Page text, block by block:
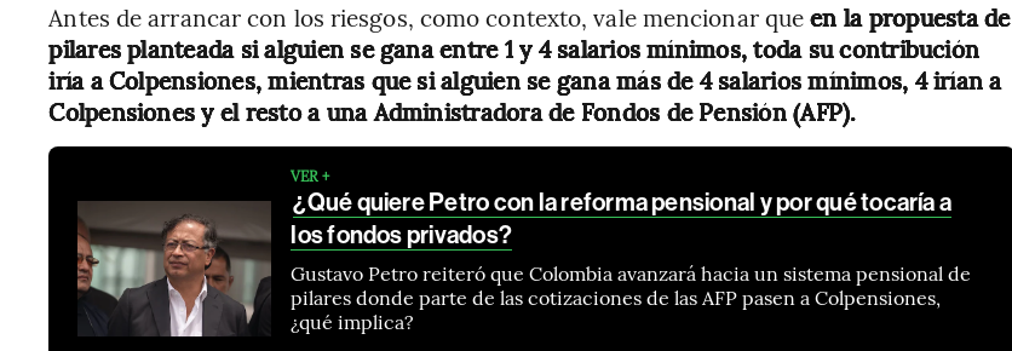
Antes de arrancar con los riesgos, como contexto, vale mencionar queen la propuesta de
pilares planteada si alguien se gana entre 1 y 4 salarios mínimos, toda su contribución
iría a Colpensiones, mientras que si alguien se gana más de 4 salarios mínimos, 4 irían a
Colpensiones y el resto a una Administradora de Fondos de Pensión (AFP).
VER +
¿Qué quiere Petro con la reforma pensional y por qué tocaría a
los fondos privados?
Gustavo Petro reiteró que Colombia avanzará hacia un sistema pensional de
pilares donde parte de las cotizaciones de las AFP pasen a Colpensiones,
¿qué implica?